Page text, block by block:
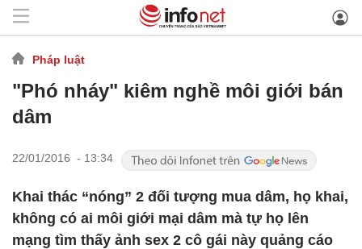
Pháp luật
"Phó nháy" kiêm nghề môi giới bán
dâm
22/01/2016 - 13:34
Khai thác “nóng” 2 đối tượng mua dâm, họ khai,
không có ai môi giới mại dâm mà tự họ lên
mạng tìm thấy ảnh sex 2 cô gái này quảng cáo